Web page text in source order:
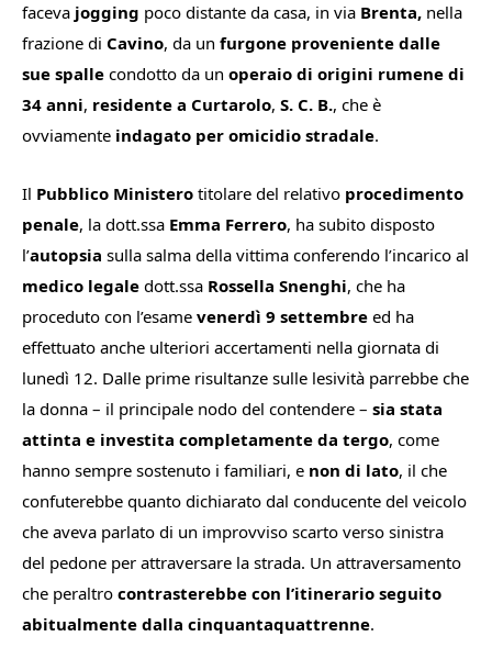
faceva jogging poco distante da casa, in via Brenta, nella
frazione di Cavino, da un furgone proveniente dalle
sue spalle condotto da un operaio di origini rumene di
34 anni, residente a Curtarolo, S. C. B., che è
ovviamente indagato per omicidio stradale.
Il Pubblico Ministero titolare del relativo procedimento
penale, la dott.ssa Emma Ferrero, ha subito disposto
l’autopsia sulla salma della vittima conferendo l’incarico al
medico legale dott.ssa Rossella Snenghi, che ha
proceduto con l’esame venerdì 9 settembre ed ha
effettuato anche ulteriori accertamenti nella giornata di
lunedì 12. Dalle prime risultanze sulle lesività parrebbe che
la donna – il principale nodo del contendere – sia stata
attinta e investita completamente da tergo, come
hanno sempre sostenuto i familiari, e non di lato, il che
confuterebbe quanto dichiarato dal conducente del veicolo
che aveva parlato di un improvviso scarto verso sinistra
del pedone per attraversare la strada. Un attraversamento
che peraltro contrasterebbe con l’itinerario seguito
abitualmente dalla cinquantaquattrenne.